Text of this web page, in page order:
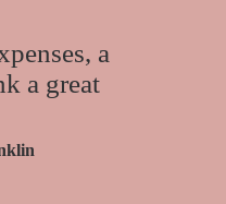
a
a great